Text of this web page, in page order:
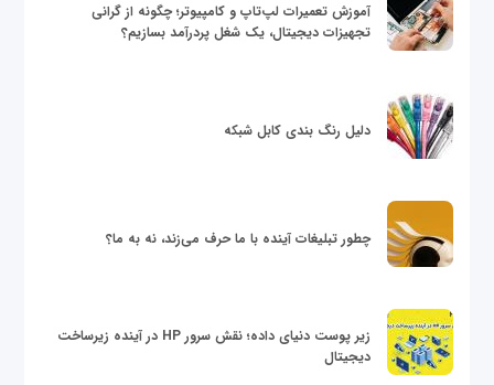
آموزش تعمیرات لپ‌تاپ و کامپیوتر؛ چگونه از گرانی
تجهیزات دیجیتال، یک شغل پردرآمد بسازیم؟
دلیل رنگ بندی کابل شبکه
چطور تبلیغات آینده با ما حرف می‌زند، نه به ما؟
زیر پوست دنیای داده؛ نقش سرور HP در آینده زیرساخت
دیجیتال